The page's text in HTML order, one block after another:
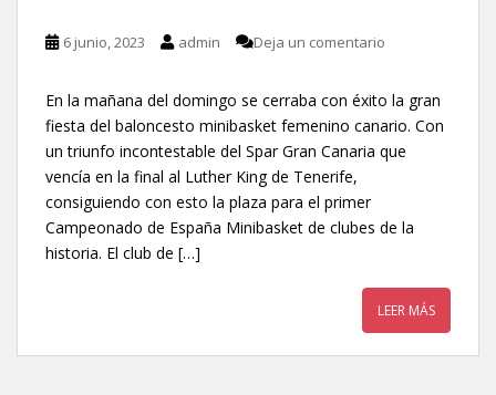
6 junio, 2023 admin Deja un comentario
En la mañana del domingo se cerraba con éxito la gran
fiesta del baloncesto minibasket femenino canario. Con
un triunfo incontestable del Spar Gran Canaria que
vencía en la final al Luther King de Tenerife,
consiguiendo con esto la plaza para el primer
Campeonado de España Minibasket de clubes de la
historia. El club de […]
LEER MÁS